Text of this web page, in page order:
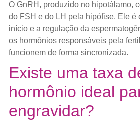
O GnRH, produzido no hipotálamo,
do FSH e do LH pela hipófise. Ele é
início e a regulação da
os hormônios responsáveis pela
funcionem de forma sincronizada.
Existe uma taxa
hormônio ideal
engravidar?